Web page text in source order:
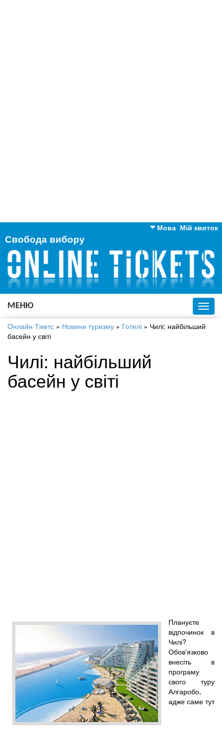
Мій квиток
Мова
Англійська
Російська
Українська
Свобода вибору
МЕНЮ
Онлайн Тікетс » Новини туризму » Готелі » Чилі: найбільший
басейн у світі
Чилі: найбільший
басейн у світі
Плануєте
відпочинок в
Чилі?
Обов'язково
внесіть в
програму
свого туру
Алгаробо,
адже саме тут